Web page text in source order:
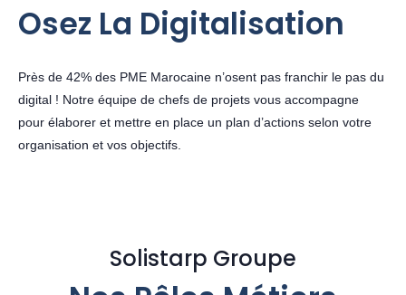
Osez La Digitalisation
Près de 42% des PME Marocaine n’osent pas franchir le pas du
digital ! Notre équipe de chefs de projets vous accompagne
pour élaborer et mettre en place un plan d’actions selon votre
organisation et vos objectifs.
Solistarp Groupe